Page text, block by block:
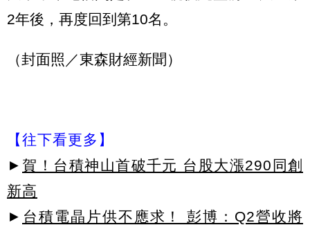
2年後，再度回到第10名。
（封面照／東森財經新聞）
【往下看更多】
► 賀！台積神山首破千元 台股大漲290同創
新高
► 台積電晶片供不應求！ 彭博：Q2營收將